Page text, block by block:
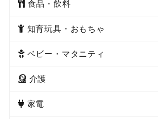
食品・飲料
知育玩具・おもちゃ
ベビー・マタニティ
介護
家電